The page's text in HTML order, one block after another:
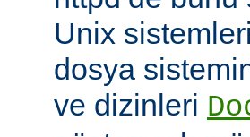
Unix
dosya
ve dizinleri